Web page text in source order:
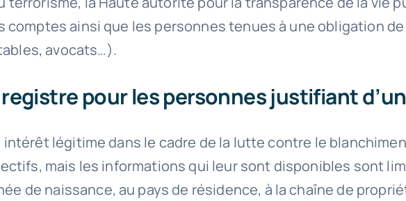
ainsi que les personnes tenues à une obligation
avocats…).
registre pour les personnes justifiant
intérêt légitime dans le cadre de la lutte contre le
mais les informations qui leur sont disponibles sont
de naissance, au pays de résidence, à la chaîne de